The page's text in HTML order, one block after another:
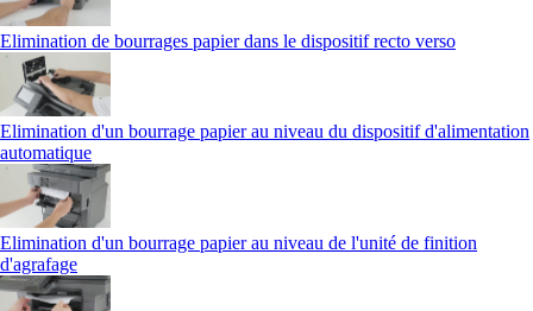
Elimination de bourrages papier dans le dispositif recto verso
Elimination d'un bourrage papier au niveau du dispositif d'alimentation
automatique
Elimination d'un bourrage papier au niveau de l'unité de finition
d'agrafage